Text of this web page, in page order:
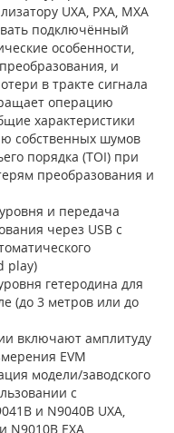
UXA, PXA, MXA
подключённый
особенности,
и
в тракте сигнала
операцию
характеристики
собственных шумов
порядка (TOI) при
преобразования и
и передача
через USB с
play)
гетеродина для
(до 3 метров или до
включают амплитуду
EVM
модели/заводского
c
и N9040B UXA,
N9010B EXA